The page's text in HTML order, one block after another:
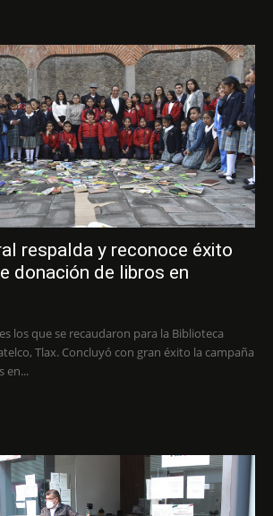
respalda y reconoce éxito
donación de libros en
los que se recaudaron para la Biblioteca
en...